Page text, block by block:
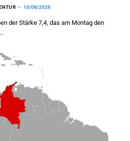
10/08/2026
der Stärke 7,4, das am Montag den